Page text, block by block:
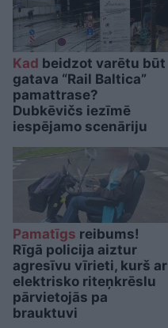
Kad beidzot varētu būt
gatava “Rail Baltica”
pamattrase?
Dubkēvičs iezīmē
iespējamo scenāriju
Pamatīgs reibums!
Rīgā policija aiztur
agresīvu vīrieti, kurš ar
elektrisko riteņkrēslu
pārvietojās pa
brauktuvi